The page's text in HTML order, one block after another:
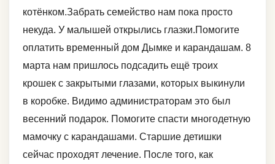
котёнком.Забрать семейство нам пока просто
некуда. У малышей открылись глазки.Помогите
оплатить временный дом Дымке и карандашам. 8
марта нам пришлось подсадить ещё троих
крошек с закрытыми глазами, которых выкинули
в коробке. Видимо администраторам это был
весенний подарок. Помогите спасти многодетную
мамочку с карандашами. Старшие детишки
сейчас проходят лечение. После того, как